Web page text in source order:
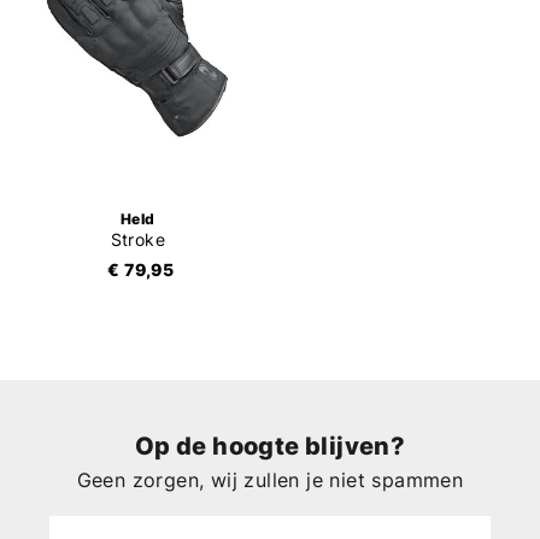
Held
Stroke
€ 79,95
Op de hoogte blijven?
Geen zorgen, wij zullen je niet spammen